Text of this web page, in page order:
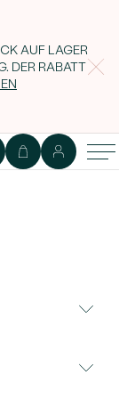
AUF LAGER
DER RABATT